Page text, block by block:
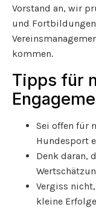
Vorstand an, wir
und
kommen.
Tipps für
Sei offen für
Hundesport
Denk daran,
Vergiss
kleine